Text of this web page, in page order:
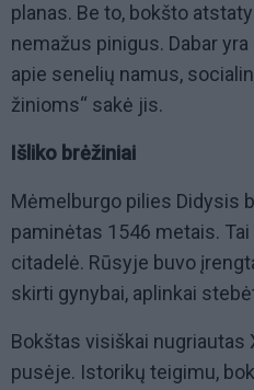
planas. Be to, bokšto
nemažus pinigus. Dabar
apie senelių namus,
žinioms“ sakė jis.
Išliko brėžiniai
Mėmelburgo pilies Didysis
paminėtas 1546 metais.
citadelė. Rūsyje buvo
skirti gynybai, aplinkai
Bokštas visiškai nugriautas
pusėje. Istorikų teigimu,